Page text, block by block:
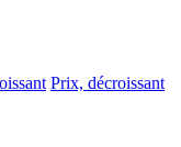
Prix, décroissant